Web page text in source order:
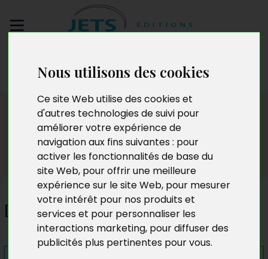
Nous utilisons des cookies
Ce site Web utilise des cookies et
d'autres technologies de suivi pour
améliorer votre expérience de
navigation aux fins suivantes : pour
activer les fonctionnalités de base du
site Web, pour offrir une meilleure
expérience sur le site Web, pour mesurer
votre intérêt pour nos produits et
services et pour personnaliser les
interactions marketing, pour diffuser des
publicités plus pertinentes pour vous.
manuscrit
Presse
Déboires et femmes virtuelles